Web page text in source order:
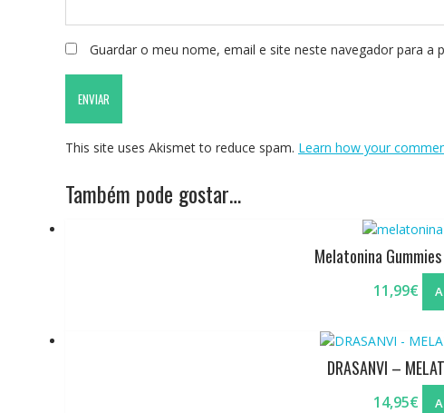
Guardar o meu nome, email e site neste navegador para a
This site uses Akismet to reduce spam. Learn how your
Também pode gostar…
Melatonina
11,99€
DRASANVI –
14,95€